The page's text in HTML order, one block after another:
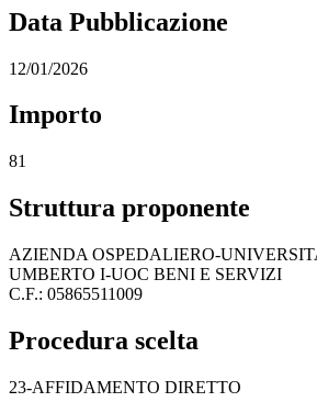
Data Pubblicazione
12/01/2026
Importo
81
Struttura proponente
AZIENDA OSPEDALIERO-
UMBERTO I-UOC BENI E SERVIZI
C.F.: 05865511009
Procedura scelta
23-AFFIDAMENTO DIRETTO